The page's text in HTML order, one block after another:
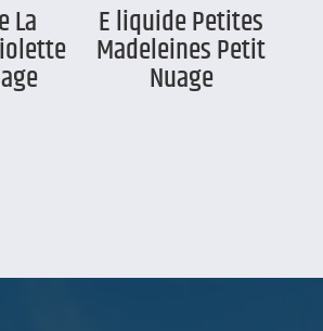
La E liquide Petites
Madeleines Petit
Nuage